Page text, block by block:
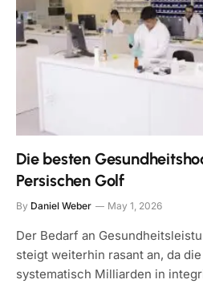
Die besten
Persischen Golf
By Daniel Weber May 1, 2026
Der Bedarf an
steigt weiterhin rasant an, da
systematisch Milliarden in